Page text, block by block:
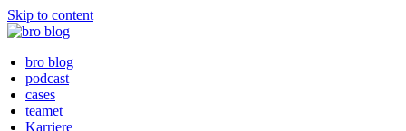
Skip to content
bro blog
podcast
cases
teamet
Karriere